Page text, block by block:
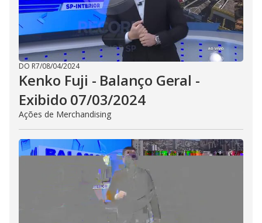
DO R7/08/04/2024
Kenko Fuji - Balanço Geral -
Exibido 07/03/2024
Ações de Merchandising